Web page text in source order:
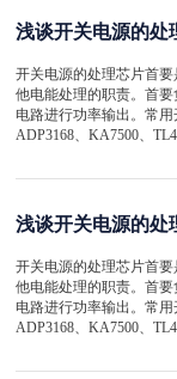
浅谈开关电源的处
开关电源的处理芯片首
他电能处理的职责。首
电路进行功率输出。常用
ADP3168、KA7500、
浅谈开关电源的处
开关电源的处理芯片首
他电能处理的职责。首
电路进行功率输出。常用
ADP3168、KA7500、